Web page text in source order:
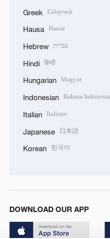
Greek Ελληνικά
Hausa Hausa
Hebrew עברית
Hindi हिन्दी
Hungarian Magyar
Indonesian Bahasa Indonesia
Italian Italiano
Japanese 日本語
Korean 한국어
DOWNLOAD OUR APP